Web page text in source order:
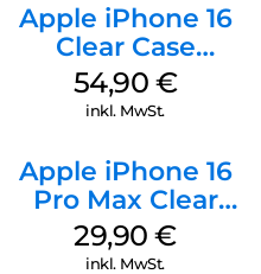
Apple iPhone 16
Clear Case
MagSafe
Transparent
54,90 €
inkl. MwSt.
Apple iPhone 16
Pro Max Clear
Case MagSafe
Transparent
29,90€
inkl. MwSt.